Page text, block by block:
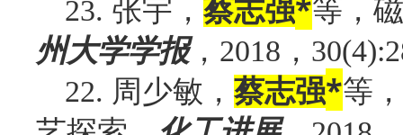
23. 张宇， 蔡志强*等，
州大学学报， 2018 ，
22. 周少敏， 蔡志强*等